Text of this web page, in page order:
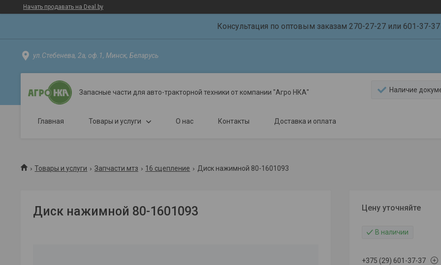
Начать продавать на Deal.by
Консультация по оптовым заказам 270-27-27 или 601-37-37
ул.Стебенева, 2а, оф.1, Минск, Беларусь
Запасные части для авто-тракторной техники от компании "Агро НКА" Наличие
Главная Товары и услуги О нас Контакты Доставка и оплата
Товары и услуги Запчасти мтз 16 сцепление Диск нажимной 80-1601093
Диск нажимной 80-1601093 Цену уточняйте
В наличии
+375 (29) 601-37-37